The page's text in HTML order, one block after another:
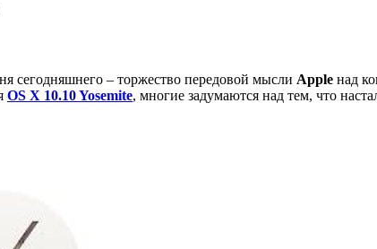
сегодняшнего – торжество передовой мысли Apple над
OS X 10.10 Yosemite, многие задумаются над тем, что